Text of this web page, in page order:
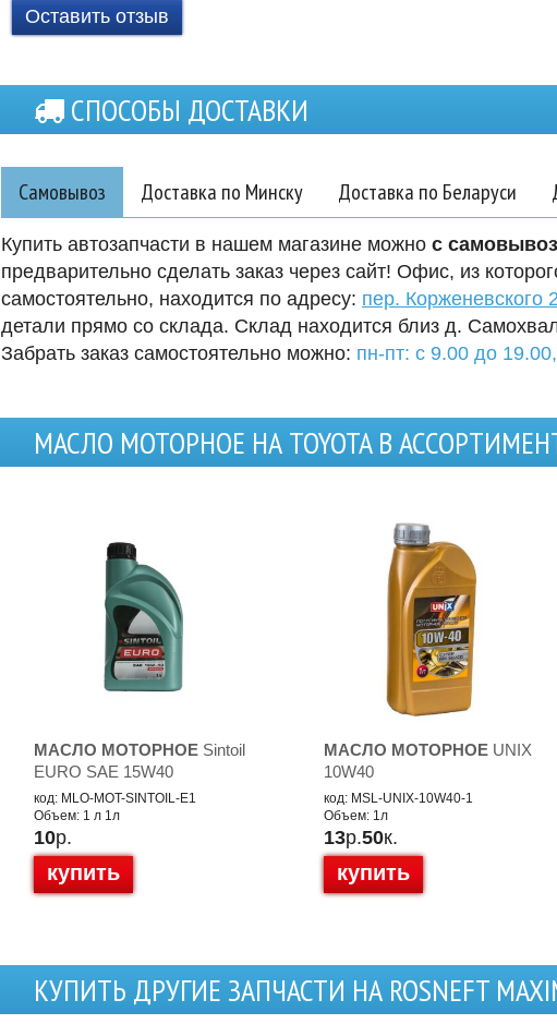
Оставить отзыв
СПОСОБЫ ДОСТАВКИ
Самовывоз Доставка по Минску Доставка по Беларуси
Купить автозапчасти в нашем магазине можно с
предварительно сделать заказ через сайт! Офис, из
самостоятельно, находится по адресу: пер. Корженевского
детали прямо со склада. Склад находится близ д.
Забрать заказ самостоятельно можно: пн-пт: с 9.00 до
МАСЛО МОТОРНОЕ НА TOYOTA В
МАСЛО МОТОРНОЕ Sintoil
EURO SAE 15W40
код: MLO-MOT-SINTOIL-E1
Объем: 1 л 1л
10р.
купить
МАСЛО МОТОРНОЕ UNIX
10W40
код: MSL-UNIX-10W40-1
Объем: 1л
13р.50к.
купить
КУПИТЬ ДРУГИЕ ЗАПЧАСТИ НА ROSNEFT